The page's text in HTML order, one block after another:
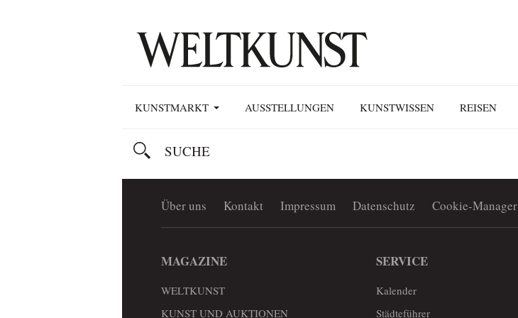
KUNSTMARKT AUSSTELLUNGEN KUNSTWISSEN REISEN
Über uns Kontakt Impressum Datenschutz Cookie-Manager
MAGAZINE
WELTKUNST
KUNST UND AUKTIONEN
SERVICE
Kalender
Städteführer